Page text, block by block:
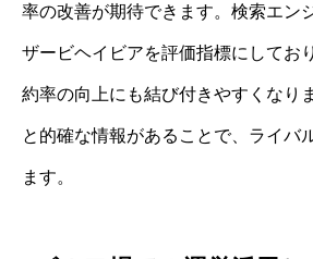
率の改善が期待できます。検索エン
ザービヘイビアを評価指標にしてお
約率の向上にも結び付きやすくなり
と的確な情報があることで、ライバ
ます。